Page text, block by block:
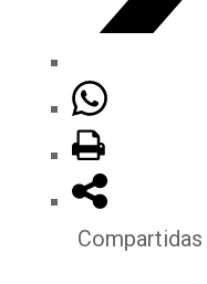
Compartidas